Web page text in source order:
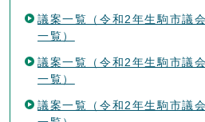
議案一覧（令和2年生駒市議
一覧）
議案一覧（令和2年生駒市議
一覧）
議案一覧（令和2年生駒市議